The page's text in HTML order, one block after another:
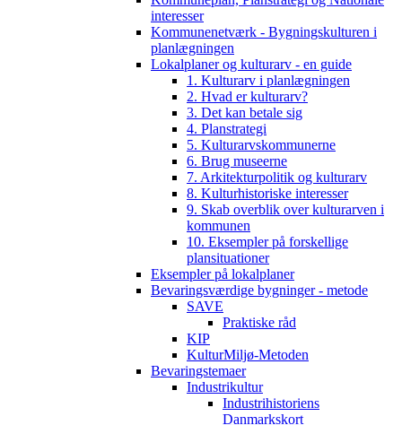
interesser
Kommunenetværk - Bygningskulturen i
planlægningen
Lokalplaner og kulturarv - en guide
1. Kulturarv i planlægningen
2. Hvad er kulturarv?
3. Det kan betale sig
4. Planstrategi
5. Kulturarvskommunerne
6. Brug museerne
7. Arkitekturpolitik og kulturarv
8. Kulturhistoriske interesser
9. Skab overblik over kulturarven i
kommunen
10. Eksempler på forskellige
plansituationer
Eksempler på lokalplaner
Bevaringsværdige bygninger - metode
SAVE
Praktiske råd
KIP
KulturMiljø-Metoden
Bevaringstemaer
Industrikultur
Industrihistoriens
Danmarkskort